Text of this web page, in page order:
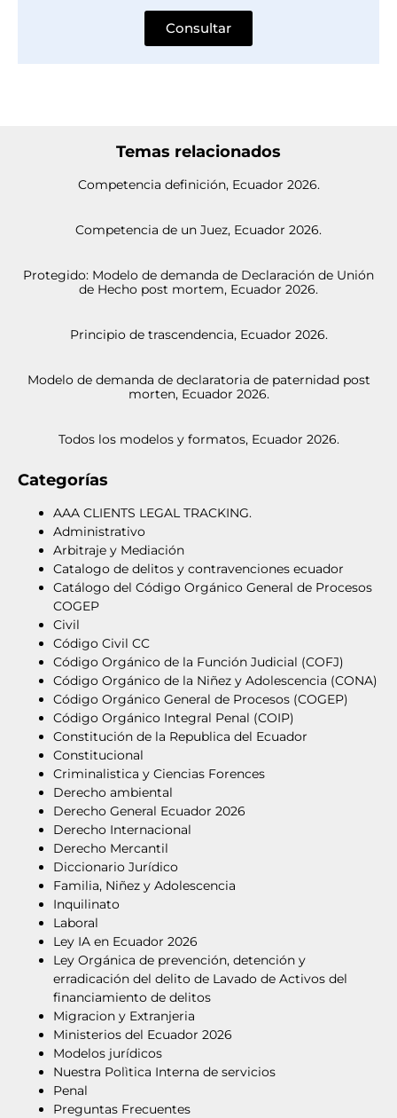
Consultar
Temas relacionados
Competencia definición, Ecuador 2026.
Competencia de un Juez, Ecuador 2026.
Protegido: Modelo de demanda de Declaración de Unión
de Hecho post mortem, Ecuador 2026.
Principio de trascendencia, Ecuador 2026.
Modelo de demanda de declaratoria de paternidad post
morten, Ecuador 2026.
Todos los modelos y formatos, Ecuador 2026.
Categorías
AAA CLIENTS LEGAL TRACKING.
Administrativo
Arbitraje y Mediación
Catalogo de delitos y contravenciones ecuador
Catálogo del Código Orgánico General de Procesos
COGEP
Civil
Código Civil CC
Código Orgánico de la Función Judicial (COFJ)
Código Orgánico de la Niñez y Adolescencia (CONA)
Código Orgánico General de Procesos (COGEP)
Código Orgánico Integral Penal (COIP)
Constitución de la Republica del Ecuador
Constitucional
Criminalistica y Ciencias Forences
Derecho ambiental
Derecho General Ecuador 2026
Derecho Internacional
Derecho Mercantil
Diccionario Jurídico
Familia, Niñez y Adolescencia
Inquilinato
Laboral
Ley IA en Ecuador 2026
Ley Orgánica de prevención, detención y
erradicación del delito de Lavado de Activos del
financiamiento de delitos
Migracion y Extranjeria
Ministerios del Ecuador 2026
Modelos jurídicos
Nuestra Polìtica Interna de servicios
Penal
Preguntas Frecuentes